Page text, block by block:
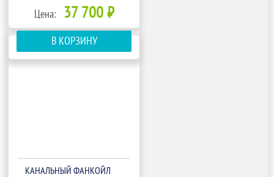
Цена: 37 700 ₽
В КОРЗИНУ
КАНАЛЬНЫЙ ФАНКОЙЛ